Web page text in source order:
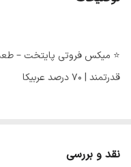
درجه ی رست:
⭐ میکس فروتی پایتخت – طعم
قدرتمند | ۷۰ درصد عربیکا
نقد و بررسی